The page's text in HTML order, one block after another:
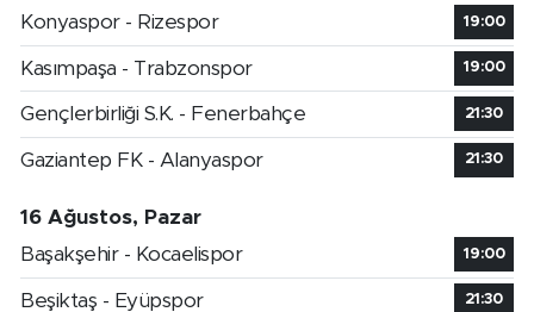
Konyaspor - Rizespor
19:00
Kasımpaşa - Trabzonspor 19:00
Gençlerbirliği S.K. - Fenerbahçe 21:30
Gaziantep FK - Alanyaspor 21:30
16 Ağustos, Pazar
Başakşehir - Kocaelispor
19:00
Beşiktaş - Eyüpspor 21:30